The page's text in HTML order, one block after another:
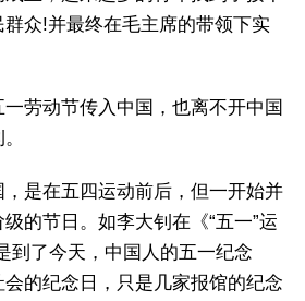
众!并最终在毛主席的带领下实
劳动节传入中国，也离不开中国
是在五四运动前后，但一开始并
的节日。如李大钊在《“五一”运
到了今天，中国人的五一纪念
会的纪念日，只是几家报馆的纪念